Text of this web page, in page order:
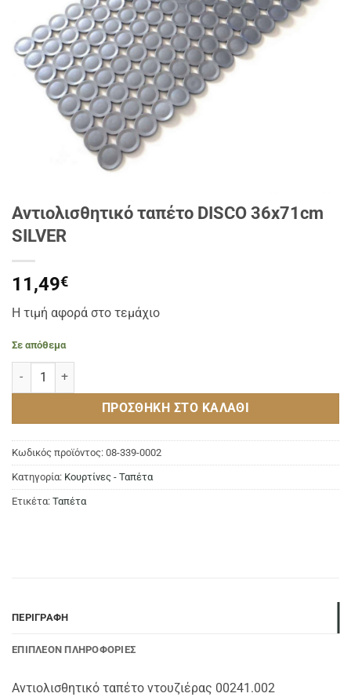
Αντιολισθητικό ταπέτο DISCO 36x71cm
SILVER
11,49€
Η τιμή αφορά στο τεμάχιο
Σε απόθεμα
Αντιολισθητικό ταπέτο DISCO 36x71cm SILVER ποσότητα
ΠΡΟΣΘΉΚΗ ΣΤΟ ΚΑΛΆΘΙ
Κωδικός προϊόντος: 08-339-0002
Κατηγορία: Κουρτίνες - Ταπέτα
Ετικέτα: Ταπέτα
ΠΕΡΙΓΡΑΦΉ
ΕΠΙΠΛΈΟΝ ΠΛΗΡΟΦΟΡΊΕΣ
Αντιολισθητικό ταπέτο ντουζιέρας 00241.002